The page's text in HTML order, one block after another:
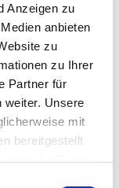
Anzeigen zu
anbieten
zu
zu Ihrer
Partner für
weiter. Unsere
mit
bereitgestellt